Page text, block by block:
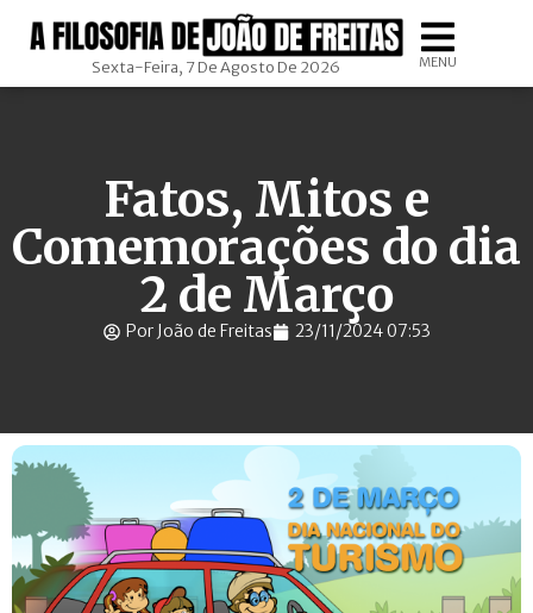
Sexta-Feira, 7 De Agosto De 2026 MENU
Fatos, Mitos e
Comemorações do dia
2 de Março
Por João de Freitas 23/11/2024 07:53